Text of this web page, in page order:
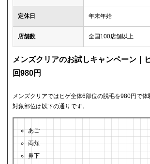
定休日 年末年始
店舗数 全国100店舗以上
メンズクリアのお試しキャンペーン｜
回980円
メンズクリアではヒゲ全体6部位の脱毛を980円で体
対象部位は以下の通りです。
あご
両頬
鼻下